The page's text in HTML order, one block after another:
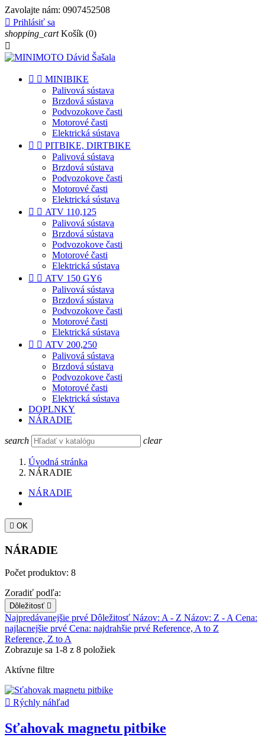
Zavolajte nám: 0907452508
 Prihlásiť sa
shopping_cart Košík (0)

  MINIBIKE
Palivová sústava
Brzdová sústava
Podvozokove časti
Motorové časti
Elektrická sústava
  PITBIKE, DIRTBIKE
Palivová sústava
Brzdová sústava
Podvozokove časti
Motorové časti
Elektrická sústava
  ATV 110,125
Palivová sústava
Brzdová sústava
Podvozokove časti
Motorové časti
Elektrická sústava
  ATV 150 GY6
Palivová sústava
Brzdová sústava
Podvozokove časti
Motorové časti
Elektrická sústava
  ATV 200,250
Palivová sústava
Brzdová sústava
Podvozokove časti
Motorové časti
Elektrická sústava
DOPLNKY
NÁRADIE
search clear
Úvodná stránka
NÁRADIE
NÁRADIE
 OK
NÁRADIE
Počet produktov: 8
Zoradiť podľa:
Dôležitosť 
Najpredávanejšie prvé Dôležitosť Názov: A - Z Názov: Z - ACena:
najlacnejšie prvé Cena: najdrahšie prvé Reference, A to Z
Reference, Z to A
Zobrazuje sa 1-8 z 8 položiek
Aktívne filtre
 Rýchly náhľad
Sťahovak magnetu pitbike